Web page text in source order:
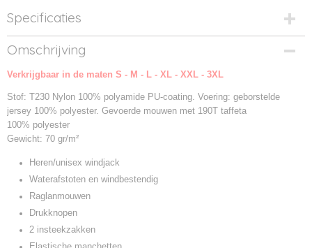
Specificaties
Productcode
03000-1
Productcode leverancier
Omschrijving
Verkrijgbaar in de maten S - M - L - XL - XXL - 3XL
Stof: T230 Nylon 100% polyamide PU-coating. Voering: geborstelde
jersey 100% polyester. Gevoerde mouwen met 190T taffeta
100% polyester
Gewicht: 70 gr/m²
Heren/unisex windjack
Waterafstoten en windbestendig
Raglanmouwen
Drukknopen
2 insteekzakken